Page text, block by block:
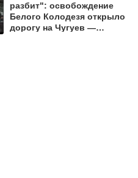
разбит": освобождение
Белого Колодезя открыло
дорогу на Чугуев —